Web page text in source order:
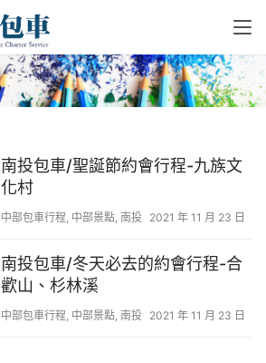
南投包車/聖誕節約會行程-九族文
化村
中部包車行程 中部景點 南投 2021 年 11 月 23 日
南投包車/冬天必去的約會行程-合
歡山、杉林溪
中部包車行程 中部景點 南投 2021 年 11 月 23 日